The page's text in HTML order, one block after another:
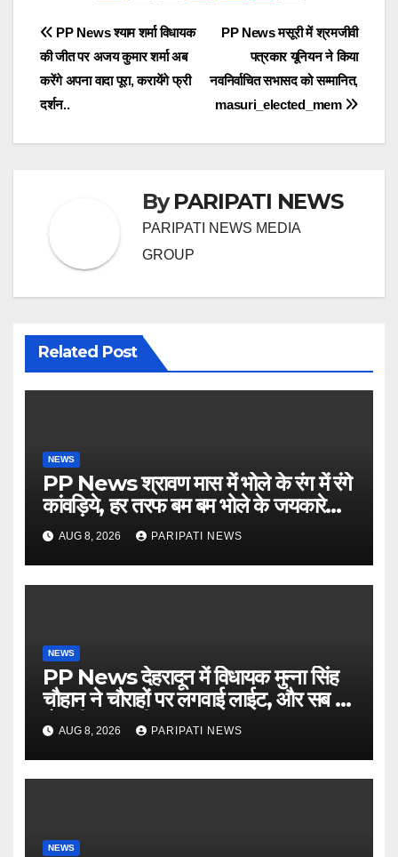
Post
navigation
PP News मसूरी में श्रमजीवी
पत्रकार यूनियन ने किया
नवनिर्वाचित सभासद को सम्मानित,
masuri_elected_mem
PP News श्याम शर्मा विधायक
की जीत पर अजय कुमार शर्मा अब
करेंगे अपना वादा पूरा, करायेंगे फ्री
दर्शन..
ByPARIPATI NEWS
PARIPATI NEWS MEDIA
GROUP
Related Post
NEWS
PP News श्रावण मास में भोले के रंग में रंगे
कांवड़िये, हर तरफ बम बम भोले के जयकारे…
see more..
AUG 8, 2026 PARIPATI NEWS
NEWS
PP News देहरादून में विधायक मुन्ना सिंह
चौहान ने चौराहों पर लगवाई लाईट, और सब में
हो गयी वाह-वाही…
AUG 8, 2026 PARIPATI NEWS
NEWS